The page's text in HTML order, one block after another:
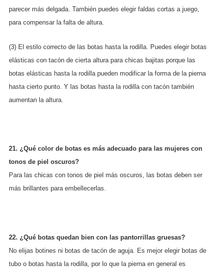
parecer más delgada. También puedes elegir faldas cortas a juego,
para compensar la falta de altura.
(3) El estilo correcto de las botas hasta la rodilla. Puedes elegir botas
elásticas con tacón de cierta altura para chicas bajitas porque las
botas elásticas hasta la rodilla pueden modificar la forma de la pierna
hasta cierto punto. Y las botas hasta la rodilla con tacón también
aumentan la altura.
21. ¿Qué color de botas es más adecuado para las mujeres con
tonos de piel oscuros?
Para las chicas con tonos de piel más oscuros, las botas deben ser
más brillantes para embellecerlas.
22. ¿Qué botas quedan bien con las pantorrillas gruesas?
No elijas botines ni botas de tacón de aguja. Es mejor elegir botas de
tubo o botas hasta la rodilla, por lo que la pierna en general es